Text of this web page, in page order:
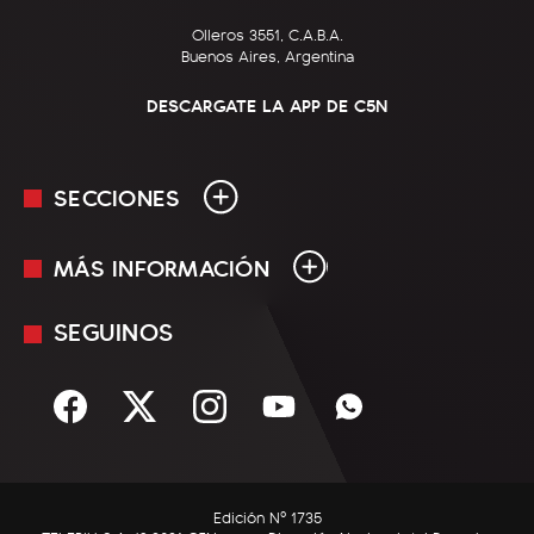
Olleros 3551, C.A.B.A.
Buenos Aires, Argentina
DESCARGATE LA APP DE C5N
SECCIONES
En Vivo
Sociedad
MÁS INFORMACIÓN
Mediakit
Términos y condiciones
SEGUINOS
Edición Nº 1735